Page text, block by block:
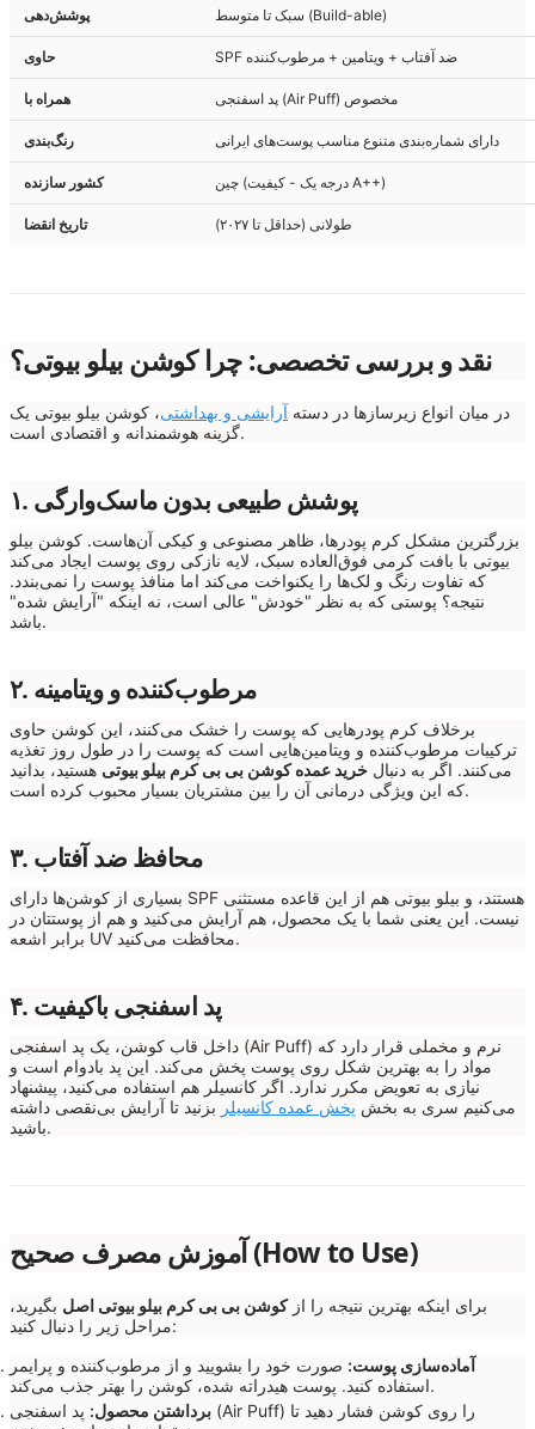
پوشش‌دهی سبک تا متوسط (Build-able)
حاوی SPF ضد آفتاب + ویتامین + مرطوب‌کننده
همراه با پد اسفنجی (Air Puff) مخصوص
رنگ‌بندی دارای شماره‌بندی متنوع مناسب پوست‌های ایرانی
کشور سازنده چین (درجه یک - کیفیت A++)
تاریخ انقضا طولانی (حداقل تا ۲۰۲۷)
نقد و بررسی تخصصی: چرا کوشن بیلو بیوتی؟
در میان انواع زیرسازها در دسته آرایشی و بهداشتی، کوشن بیلو بیوتی یک
گزینه هوشمندانه و اقتصادی است.
۱. پوشش طبیعی بدون ماسک‌وارگی
بزرگترین مشکل کرم پودرها، ظاهر مصنوعی و کیکی آن‌هاست. کوشن بیلو
بیوتی با بافت کرمی فوق‌العاده سبک، لایه نازکی روی پوست ایجاد می‌کند
که تفاوت رنگ و لک‌ها را یکنواخت می‌کند اما منافذ پوست را نمی‌بندد.
نتیجه؟ پوستی که به نظر "خودش" عالی است، نه اینکه "آرایش شده"
باشد.
۲. مرطوب‌کننده و ویتامینه
برخلاف کرم پودرهایی که پوست را خشک می‌کنند، این کوشن حاوی
ترکیبات مرطوب‌کننده و ویتامین‌هایی است که پوست را در طول روز تغذیه
می‌کنند. اگر به دنبال خرید عمده کوشن بی بی کرم بیلو بیوتی هستید، بدانید
که این ویژگی درمانی آن را بین مشتریان بسیار محبوب کرده است.
۳. محافظ ضد آفتاب
بسیاری از کوشن‌ها دارای SPF هستند، و بیلو بیوتی هم از این قاعده مستثنی
نیست. این یعنی شما با یک محصول، هم آرایش می‌کنید و هم از پوستتان در
برابر اشعه UV محافظت می‌کنید.
۴. پد اسفنجی باکیفیت
داخل قاب کوشن، یک پد اسفنجی (Air Puff) نرم و مخملی قرار دارد که
مواد را به بهترین شکل روی پوست پخش می‌کند. این پد بادوام است و
نیازی به تعویض مکرر ندارد. اگر کانسیلر هم استفاده می‌کنید، پیشنهاد
می‌کنیم سری به بخش پخش عمده کانسیلر بزنید تا آرایش بی‌نقصی داشته
باشید.
آموزش مصرف صحیح (How to Use)
برای اینکه بهترین نتیجه را از کوشن بی بی کرم بیلو بیوتی اصل بگیرید،
مراحل زیر را دنبال کنید:
آماده‌سازی پوست: صورت خود را بشویید و از مرطوب‌کننده و پرایمر
استفاده کنید. پوست هیدراته شده، کوشن را بهتر جذب می‌کند.
برداشتن محصول: پد اسفنجی (Air Puff) را روی کوشن فشار دهید تا